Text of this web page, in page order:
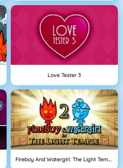
Love Tester 3
Fireboy And Watergirl: The Light Temple